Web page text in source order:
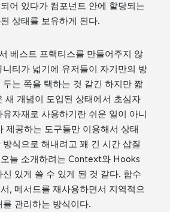
어 있다가 컴포넌트 안에 할당되는
상태를 보유하게 된다.
베스트 프랙티스를 만들어주지 않
티가 넓기에 유저들이 자기만의 방
는 쪽을 택하는 것 같긴 하지만 짧
새 개념이 도입된 상태에서 초심자
자재로 사용하기란 쉬운 일이 아니
제공하는 도구들만 이용해서 상태
식으로 해내려고 꽤 긴 시간 삽질
늘 소개하려는 Context와 Hooks
있게 쓸 수 있게 된 것 같다. 함수
, 메서드를 재사용하면서 지역적으
관리하는 방식이다.